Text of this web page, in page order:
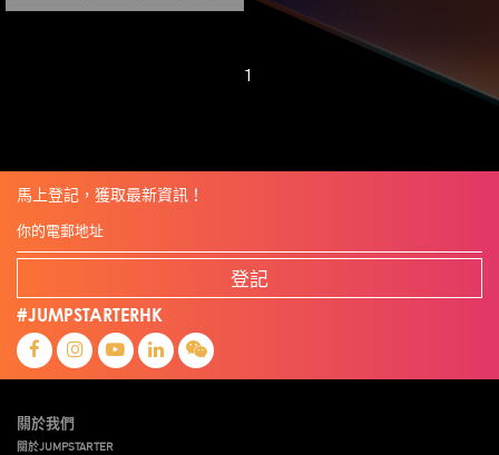
1
馬上登記，獲取最新資訊！
登記
#JUMPSTARTERHK
關於我們
關於JUMPSTARTER